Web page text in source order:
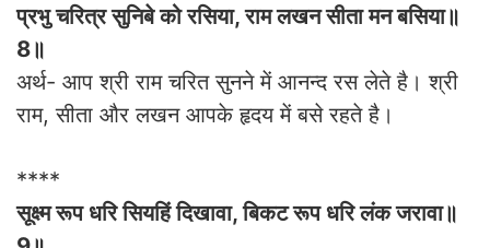
प्रभु चरित्र सुनिबे को रसिया, राम लखन सीता मन बसिया॥
8॥
अर्थ- आप श्री राम चरित सुनने में आनन्द रस लेते है। श्री
राम, सीता और लखन आपके हृदय में बसे रहते है।
****
सूक्ष्म रूप धरि सियहिं दिखावा, बिकट रूप धरि लंक जरावा॥